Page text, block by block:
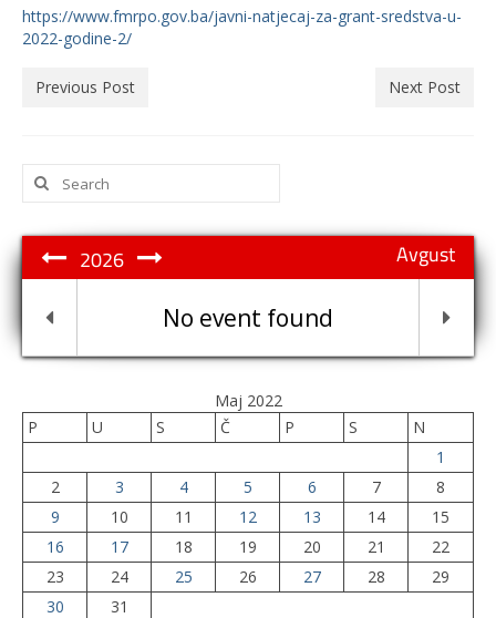
https://www.fmrpo.gov.ba/javni-natjecaj-za-grant-sredstva-u-
2022-godine-2/
Previous Post Next Post
Search
for:
Avgust
2026
No event found
Maj 2022
P
U S Č P S
N
1
2
3 4 5 6 7
8
9
10 11 12 13 14
15
16
17 18 19 20 21
22
23
24 25 26 27 28
29
30
31